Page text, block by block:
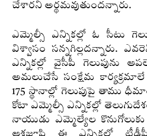
చేశారని అర్థమవుతుందన్నారు.
ఎమ్మెల్సీ ఎన్నికల్లో ఓ సీటు
విశ్వాసం సన్నగిల్లదన్నారు.
ఎన్నికల్లో వైసీపీ గెలుపును
అమలుచేసే సంక్షేమ
175 స్థానాల్లో గెలుపుపై తాము
కోటా ఎమ్మెల్సీ ఎన్నికల్లో
నాయుడు ఎమ్మెల్యేల కొనుగోలుకు
ఆశజూపి ఈ ఎన్నికల్లో